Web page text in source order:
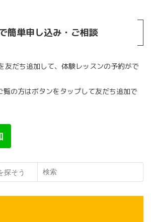
簡単申し込み・ご相談
友だち追加して、体験レッスンの予約がで
の方はボタンをタップして友だち追加で
検索